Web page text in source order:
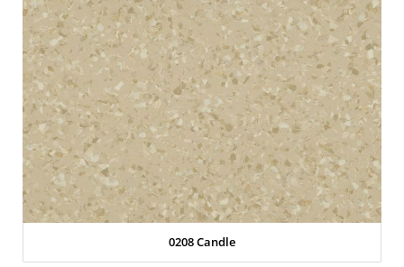
0208 Candle